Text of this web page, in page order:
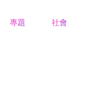
專題 社會